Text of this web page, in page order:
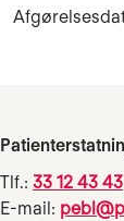
Tlf.: 33 12 43 43
E-mail: